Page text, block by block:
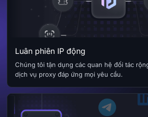
Luân phiên IP động
Chúng tôi tận dụng các quan hệ đối tác
dịch vụ proxy đáp ứng mọi yêu cầu.